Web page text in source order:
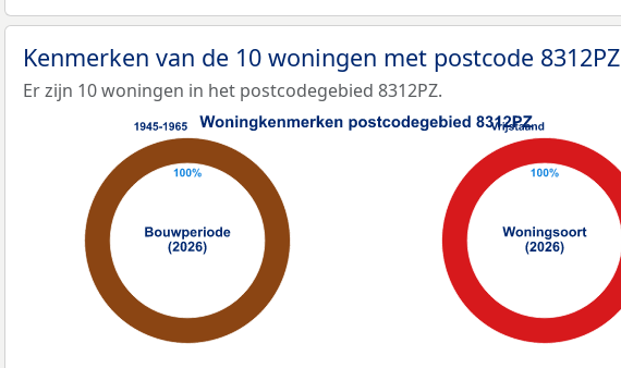
Kenmerken van de 10 woningen met postcode 8312PZ
Er zijn 10 woningen in het postcodegebied 8312PZ.